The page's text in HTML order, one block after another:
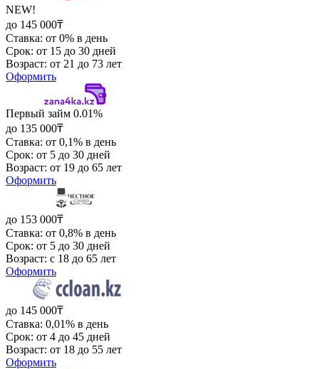
NEW!
до 145 000₸
Ставка: от 0% в день
Срок: от 15 до 30 дней
Возраст: от 21 до 73 лет
Оформить
Первый займ 0.01%
до 135 000₸
Ставка: от 0,1% в день
Срок: от 5 до 30 дней
Возраст: от 19 до 65 лет
Оформить
до 153 000₸
Ставка: от 0,8% в день
Срок: от 5 до 30 дней
Возраст: с 18 до 65 лет
Оформить
до 145 000₸
Ставка: 0,01% в день
Срок: от 4 до 45 дней
Возраст: от 18 до 55 лет
Оформить